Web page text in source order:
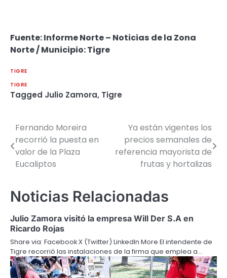
Fuente: Informe Norte – Noticias de la Zona
Norte / Municipio: Tigre
TIGRE
TIGRE
Tagged Julio Zamora, Tigre
Navegación
de
entradas
Fernando Moreira
recorrió la puesta en
valor de la Plaza
Eucaliptos
Ya están vigentes los
precios semanales de
referencia mayorista de
frutas y hortalizas
Noticias Relacionadas
Julio Zamora visitó la empresa Will Der S.A en
Ricardo Rojas
Share via: Facebook X (Twitter) LinkedIn More El intendente de
Tigre recorrió las instalaciones de la firma que emplea a…